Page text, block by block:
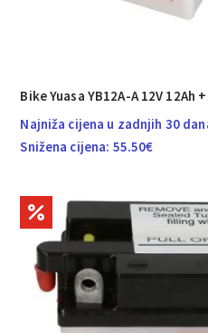
Bike Yuasa YB12A-A 12V
Najniža cijena u zadnjih 30
Snižena cijena: 55.50€